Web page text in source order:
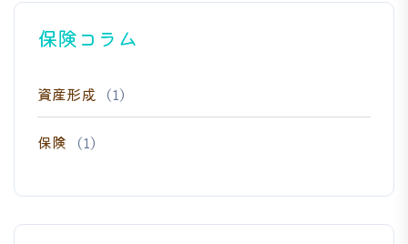
保険コラム
資産形成 (1)
保険 (1)